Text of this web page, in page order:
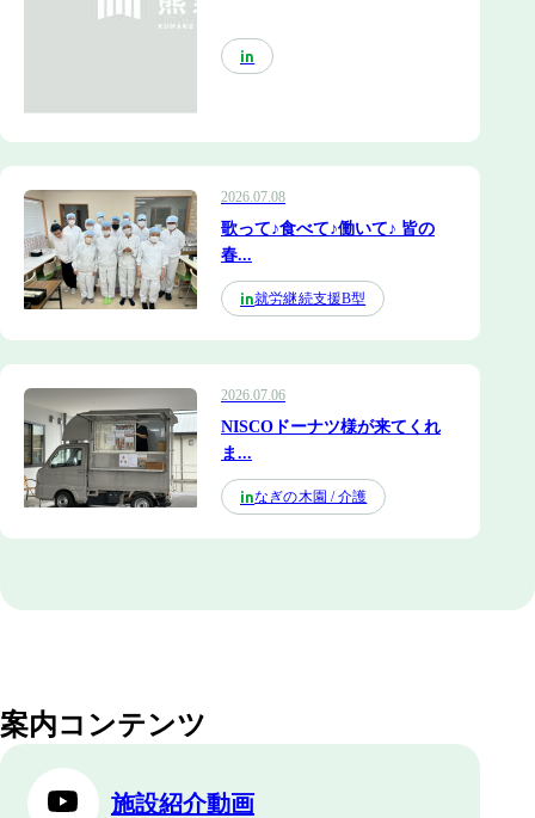
in
歌って♪食べて♪働いて♪ 皆の
春...
2026.07.08
in就労継続支援B型
NISCOドーナツ様が来てくれ
ま...
2026.07.06
inなぎの木園 / 介護
案内コンテンツ
施設紹介動画